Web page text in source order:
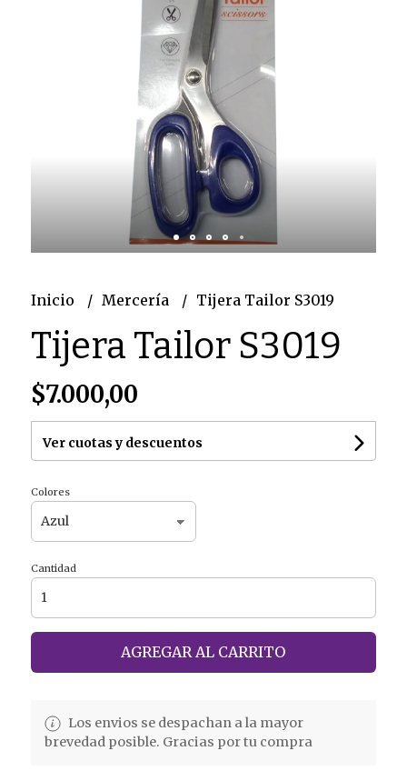
Inicio Mercería Tijera Tailor S3019
Tijera Tailor S3019
$7.000,00
Ver cuotas y descuentos
Colores
Cantidad
AGREGAR AL CARRITO
Los envios se despachan a la mayor
brevedad posible. Gracias por tu compra